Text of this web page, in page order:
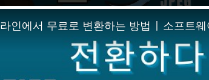
인에서 무료로 변환하는 방법 | 소프트